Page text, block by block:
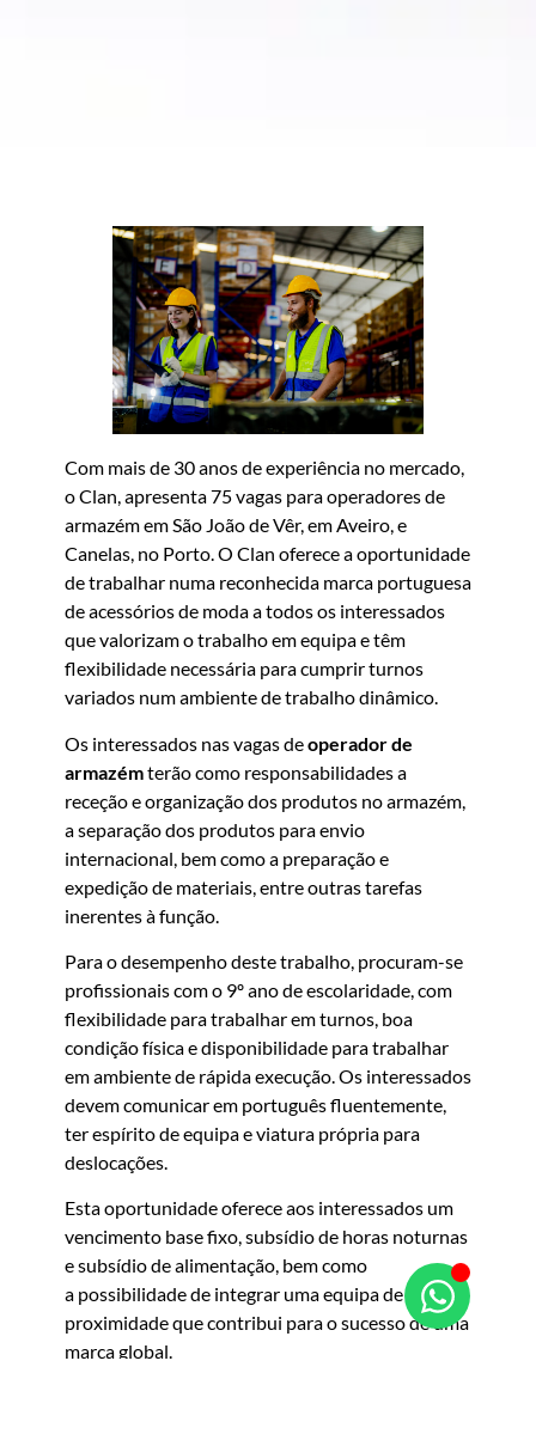
Com mais de 30 anos de experiência no mercado,
o Clan, apresenta 75 vagas para operadores de
armazém em São João de Vêr, em Aveiro, e
Canelas, no Porto. O Clan oferece a oportunidade
de trabalhar numa reconhecida marca portuguesa
de acessórios de moda a todos os interessados
que valorizam o trabalho em equipa e têm
flexibilidade necessária para cumprir turnos
variados num ambiente de trabalho dinâmico.
Os interessados nas vagas deoperador de
armazémterão como responsabilidades a
receção e organização dos produtos no armazém,
a separação dos produtos para envio
internacional, bem como a preparação e
expedição de materiais, entre outras tarefas
inerentes à função.
Para o desempenho deste trabalho, procuram-se
profissionais com o 9º ano de escolaridade, com
flexibilidade para trabalhar em turnos, boa
condição física e disponibilidade para trabalhar
em ambiente de rápida execução. Os interessados
devem comunicar em português fluentemente,
ter espírito de equipa e viatura própria para
deslocações.
Esta oportunidade oferece aos interessados um
vencimento base fixo, subsídio de horas noturnas
e subsídio de alimentação, bem como
a possibilidade de integrar uma equipa de
proximidade que contribui para o sucesso de uma
marca global.